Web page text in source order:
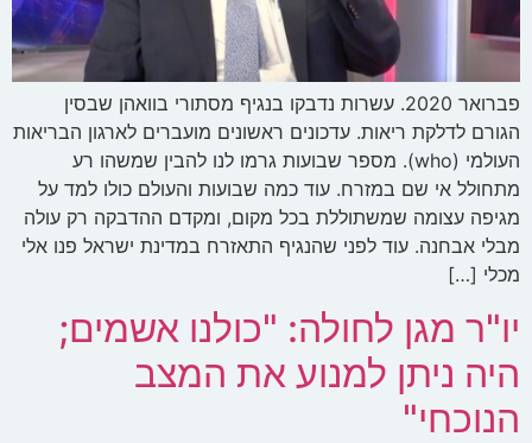
פברואר 2020. עשרות נדבקו בנגיף מסתורי בוואהן שבסין
הגורם לדלקת ריאות. עדכונים ראשונים מועברים לארגון הבריאות
העולמי (who). מספר שבועות גרמו לנו להבין שמשהו רע
מתחולל אי שם במזרח. עוד כמה שבועות והעולם כולו למד על
מגיפה עצומה שמשתוללת בכל מקום, ומקדם ההדבקה רק עולה
מבלי אבחנה. עוד לפני שהנגיף התאזרח במדינת ישראל פנו אלי
מכלי […]
יו"ר מגן לחולה: "כולנו אשמים;
היה ניתן למנוע את המצב
הנוכחי"